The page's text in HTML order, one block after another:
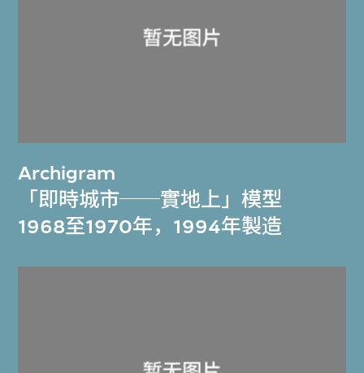
Archigram
「即時城市──實地上」模型
1968至1970年，1994年製造